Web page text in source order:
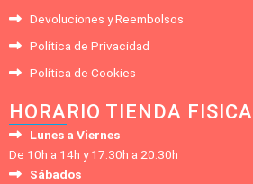
Devoluciones y Reembolsos
Política de Privacidad
Política de Cookies
HORARIO TIENDA FISICA
Lunes a Viernes
De 10h a 14h y 17:30h a 20:30h
Sábados